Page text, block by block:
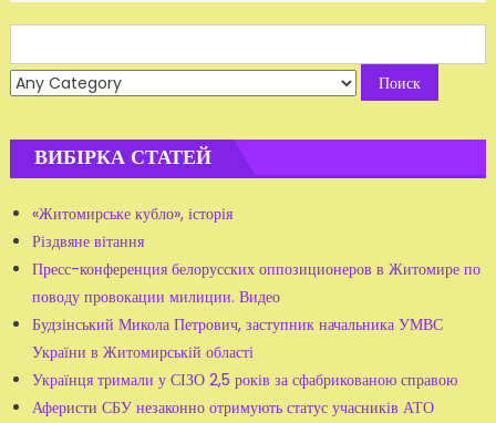
for:
ВИБІРКА СТАТЕЙ
«Житомирське кубло», історія
Різдвяне вітання
Пресс-конференция белорусских оппозиционеров в Житомире по
поводу провокации милиции. Видео
Будзінський Микола Петрович, заступник начальника УМВС
України в Житомирській області
Українця тримали у СІЗО 2,5 років за сфабрикованою справою
Аферисти СБУ незаконно отримують статус учасників АТО